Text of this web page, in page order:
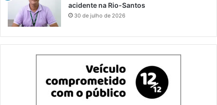
acidente na Rio-Santos
30 de julho de 2026